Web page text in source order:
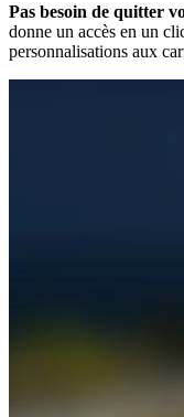
Pas besoin de quitter
donne un accès en un
personnalisations aux